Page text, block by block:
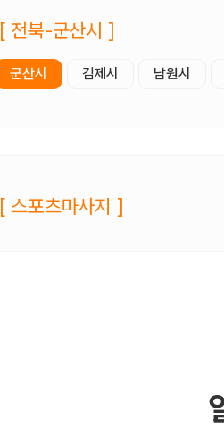
[ 전북-군산시 ]
군산시 김제시 남원시
[ 스포츠마사지 ]